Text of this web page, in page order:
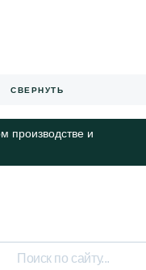
СВЕРНУТЬ
производстве и